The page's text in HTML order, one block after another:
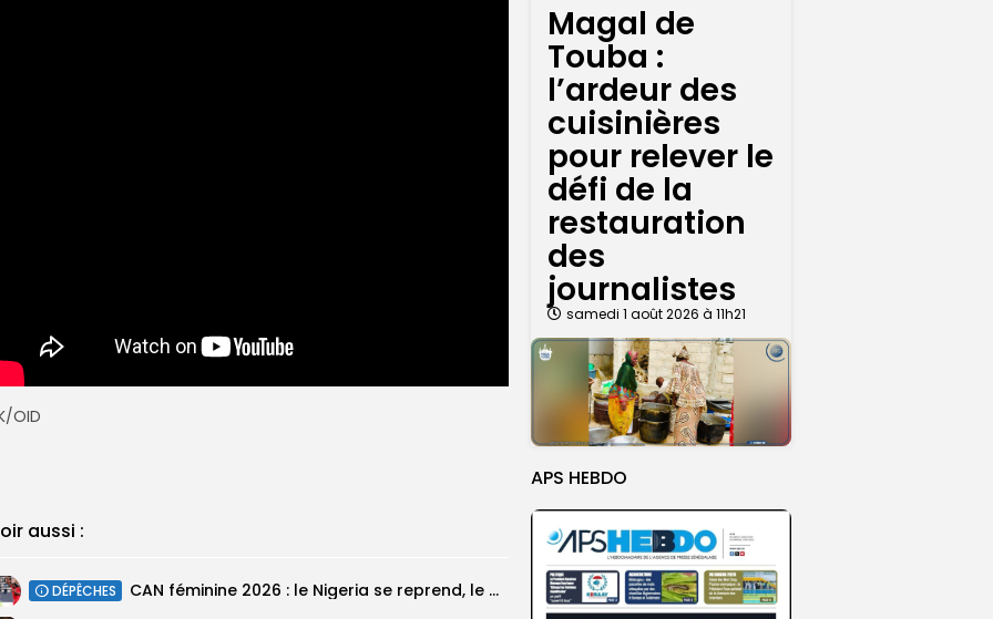
Magal de
Touba :
l’ardeur des
cuisinières
pour relever le
défi de la
restauration
des
journalistes
samedi 1 août 2026 à 11h21
APS HEBDO
OID
aussi :
DÉPÊCHES ‎CAN féminine 2026 : le Nigeria se reprend, le Malawi surprend encore...